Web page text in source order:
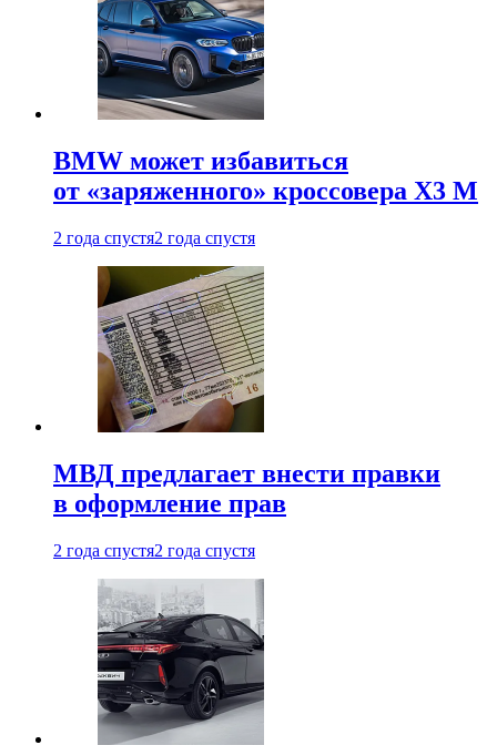
BMW может избавиться
от «заряженного» кроссовера X3 M
2 года спустя2 года спустя
МВД предлагает внести правки
в оформление прав
2 года спустя2 года спустя